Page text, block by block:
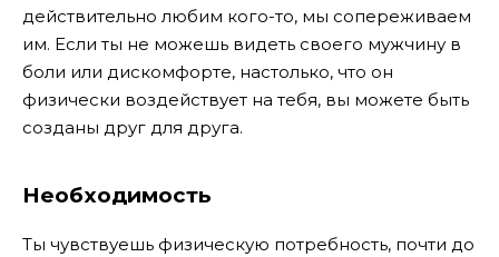
действительно любим кого-то, мы сопереживаем
им. Если ты не можешь видеть своего мужчину в
боли или дискомфорте, настолько, что он
физически воздействует на тебя, вы можете быть
созданы друг для друга.
Необходимость
Ты чувствуешь физическую потребность, почти до